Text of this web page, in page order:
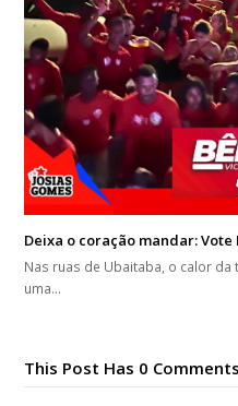
Deixa o coração mandar:
Nas ruas de Ubaitaba, o calor
uma…
This Post Has 0 Comments